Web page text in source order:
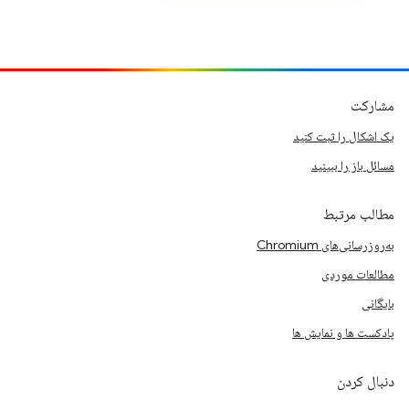
مشارکت
یک اشکال را ثبت کنید
مسائل باز را ببینید
مطالب مرتبط
به‌روزرسانی‌های Chromium
مطالعات موردی
بایگانی
پادکست ها و نمایش ها
دنبال کردن